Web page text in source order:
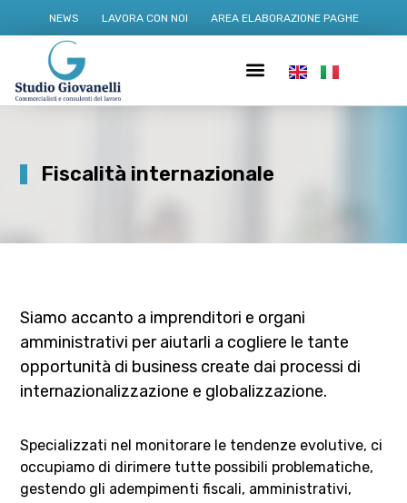
NEWS LAVORA CON NOI AREA ELABORAZIONE PAGHE
Fiscalità internazionale
Siamo accanto a imprenditori e organi
amministrativi per aiutarli a cogliere le tante
opportunità di business create dai processi di
internazionalizzazione e globalizzazione.
Specializzati nel monitorare le tendenze evolutive, ci
occupiamo di dirimere tutte possibili problematiche,
gestendo gli adempimenti fiscali, amministrativi,